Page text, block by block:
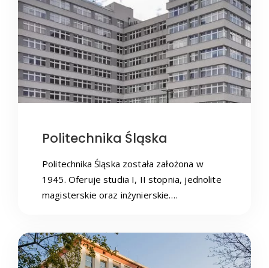
Politechnika Śląska
Politechnika Śląska została założona w
1945. Oferuje studia I, II stopnia, jednolite
magisterskie oraz inżynierskie.…